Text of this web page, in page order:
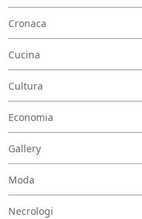
Cronaca
Cucina
Cultura
Economia
Gallery
Moda
Necrologi